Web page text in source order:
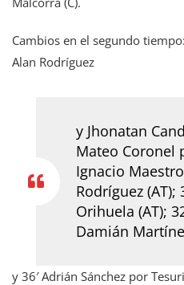
Cambios en el segundo
Alan Rodríguez
y Jhonatan
Mateo Coronel
Ignacio
Rodríguez
Orihuela (AT);
Damián
y 36′ Adrián Sánchez por